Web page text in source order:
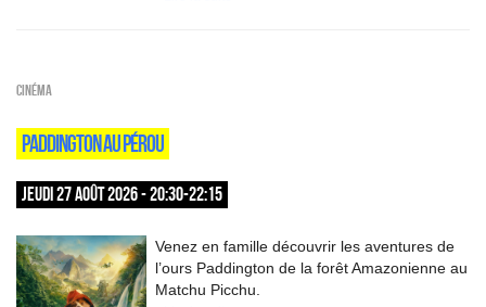
Cinéma
PADDINGTON AU PÉROU
JEUDI 27 AOÛT 2026 - 20:30-22:15
Venez en famille découvrir les aventures de
l’ours Paddington de la forêt Amazonienne au
Matchu Picchu.